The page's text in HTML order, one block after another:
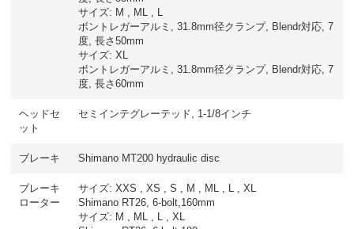
サイズ: M , ML , L
ボントレガーアルミ, 31.8mm径クランプ, Blendr対応, 7
度, 長さ50mm
サイズ: XL
ボントレガーアルミ, 31.8mm径クランプ, Blendr対応, 7
度, 長さ60mm
ヘッドセ
ット
セミインテグレーテッド, 1-1/8インチ
ブレーキ Shimano MT200 hydraulic disc
ブレーキ
ローター
サイズ: XXS , XS , S , M , ML , L , XL
Shimano RT26, 6-bolt,160mm
サイズ: M , ML , L , XL